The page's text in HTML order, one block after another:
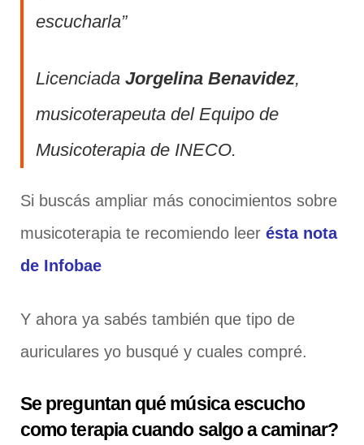
escucharla”
Licenciada Jorgelina Benavidez,
musicoterapeuta del Equipo de
Musicoterapia de INECO.
Si buscás ampliar más conocimientos sobre
musicoterapia te recomiendo leer ésta nota
de Infobae
Y ahora ya sabés también que tipo de
auriculares yo busqué y cuales compré.
Se preguntan qué música escucho
como terapia cuando salgo a caminar?